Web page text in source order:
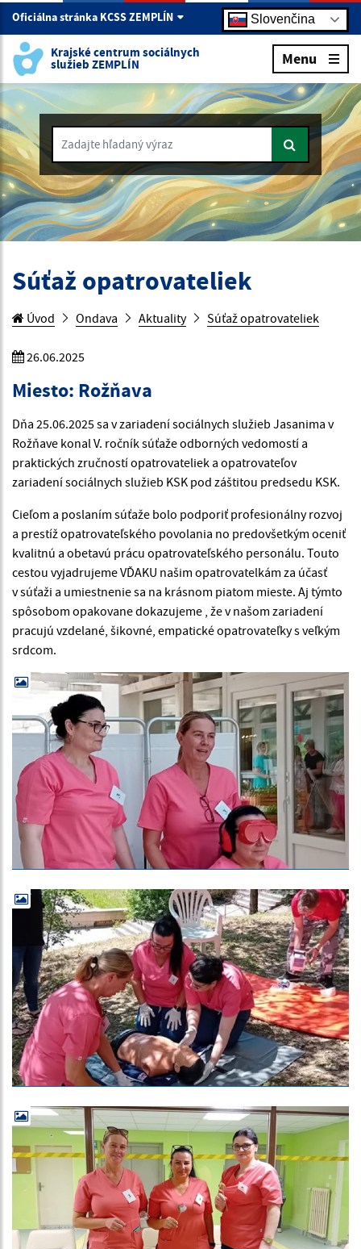
Oficiálna stránka KCSS ZEMPLÍN Slovenčina
Krajské centrum sociálnych
služieb ZEMPLÍN Menu
Zadajte hľadaný výraz
Súťaž opatrovateliek
Úvod Ondava Aktuality Súťaž opatrovateliek
26.06.2025
Miesto: Rožňava
Dňa 25.06.2025 sa v zariadení sociálnych služieb Jasanima v
Rožňave konal V. ročník súťaže odborných vedomostí a
praktických zručností opatrovateliek a opatrovateľov
zariadení sociálnych služieb KSK pod záštitou predsedu KSK.
Cieľom a poslaním súťaže bolo podporiť profesionálny rozvoj
a prestíž opatrovateľského povolania no predovšetkým oceniť
kvalitnú a obetavú prácu opatrovateľského personálu. Touto
cestou vyjadrujeme VĎAKU našim opatrovatelkám za účasť
v súťaži a umiestnenie sa na krásnom piatom mieste. Aj týmto
spôsobom opakovane dokazujeme , že v našom zariadení
pracujú vzdelané, šikovné, empatické opatrovateľky s veľkým
srdcom.